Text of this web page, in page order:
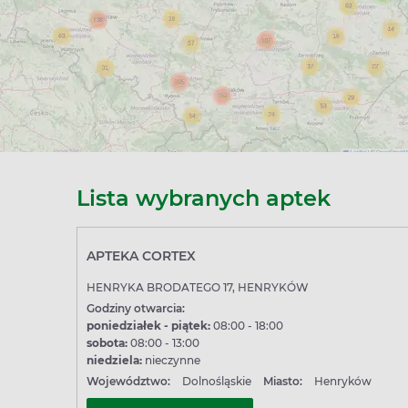
weź pod uwagę przede wszystkim jej lokalizację - czy leży
otwarcia, szczególnie jeśli planujesz odbiór wieczorem lub
już dziś.
o Apteki w Henrykowie
z odbiorem w aptece stacjonarnej. W Henrykowie
są czynne w niedzielę?
Część placówek jest czynna również w niedzielę -
Lista wybranych aptek
APTEKA CORTEX
HENRYKA BRODATEGO 17, HENRYKÓW
Godziny otwarcia:
poniedziałek - piątek:08:00 - 18:00
sobota:08:00 - 13:00
niedziela:nieczynne
Województwo:
Dolnośląskie Miasto: Henryków